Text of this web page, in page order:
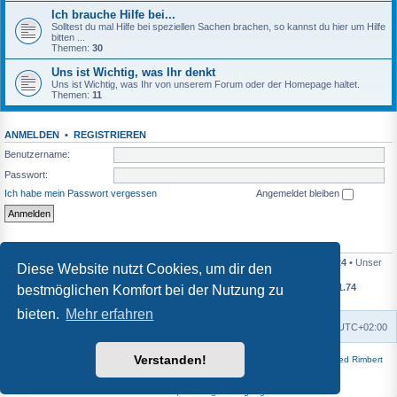
Diese Website nutzt Cookies, um dir den
bestmöglichen Komfort bei der Nutzung zu
bieten. Mehr erfahren
Verstanden!
Ich brauche Hilfe bei...
Solltest du mal Hilfe bei speziellen Sachen brachen, so kannst du hier um Hilfe
bitten ...
Themen: 30
Uns ist Wichtig, was Ihr denkt
Uns ist Wichtig, was Ihr von unserem Forum oder der Homepage haltet.
Themen: 11
ANMELDEN • REGISTRIEREN
Benutzername:
Passwort:
Ich habe mein Passwort vergessen
Angemeldet bleiben
STATISTIK
Beiträge insgesamt
49940 • Themen insgesamt • Mitglieder insgesamt 124 • Unser
neuestes Mitglied:OleEwald
Durchschnittliche Beiträge pro Tag11.61• Durchschnittliche Themen pro Tag
1.74
Heutige Beiträge
UTC+02:00
® Forum Software © phpBB Limited | Style
Fred Rimbert
Deutsche Übersetzung durchphpBB.de